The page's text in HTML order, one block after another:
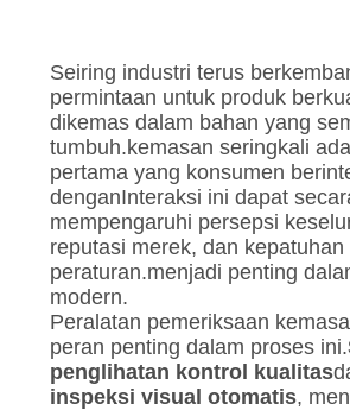
SITEMAP
PRIVACY
POLICY
Seiring industri terus
permintaan untuk produk
dikemas dalam bahan yang
tumbuh.kemasan seringkali
pertama yang konsumen
denganInteraksi ini dapat
mempengaruhi persepsi
reputasi merek, dan kepatuhan
peraturan.menjadi penting
modern.
Peralatan pemeriksaan
peran penting dalam proses ini.
penglihatan kontrol kualitas
inspeksi visual otomatis,